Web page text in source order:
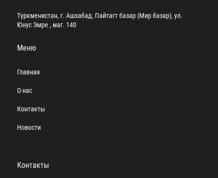
Туркменистан, г. Ашхабад, Пайтагт базар (Мир базар), ул.
Юнус Эмре , маг. 140
Меню
Главная
О нас
Контакты
Новости
Контакты